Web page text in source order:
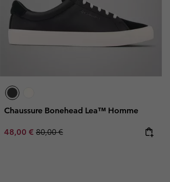
Chaussure Bonehead Lea™ Homme
Sale price:
48,00 € Regular price:
80,00 €